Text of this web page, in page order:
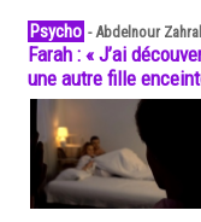
Psycho -Abdelnour
Farah : « J’ai
une autre fille